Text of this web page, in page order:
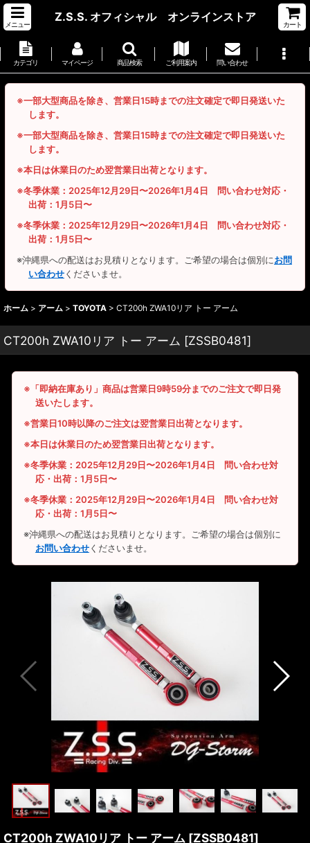
メニュー
Z.S.S. オフィシャル オンラインストア
カート
カテゴリ マイページ 商品検索 ご利用案内 問い合わせ
※一部大型商品を除き、営業日15時までの注文確定で即日発送いた
します。
※一部大型商品を除き、営業日15時までの注文確定で即日発送いた
します。
※本日は休業日のため翌営業日出荷となります。
※冬季休業：2025年12月29日〜2026年1月4日 問い合わせ対応・
出荷：1月5日〜
※冬季休業：2025年12月29日〜2026年1月4日 問い合わせ対応・
出荷：1月5日〜
※沖縄県への配送はお見積りとなります。ご希望の場合は個別にお問
い合わせくださいませ。
ホーム > アーム > TOYOTA > CT200h ZWA10リア トー アーム
CT200h ZWA10リア トー アーム [ZSSB0481]
※「即納在庫あり」商品は営業日9時59分までのご注文で即日発
送いたします。
※営業日10時以降のご注文は翌営業日出荷となります。
※本日は休業日のため翌営業日出荷となります。
※冬季休業：2025年12月29日〜2026年1月4日 問い合わせ対
応・出荷：1月5日〜
※冬季休業：2025年12月29日〜2026年1月4日 問い合わせ対
応・出荷：1月5日〜
※沖縄県への配送はお見積りとなります。ご希望の場合は個別に
お問い合わせくださいませ。
CT200h ZWA10リア トー アーム [ZSSB0481]